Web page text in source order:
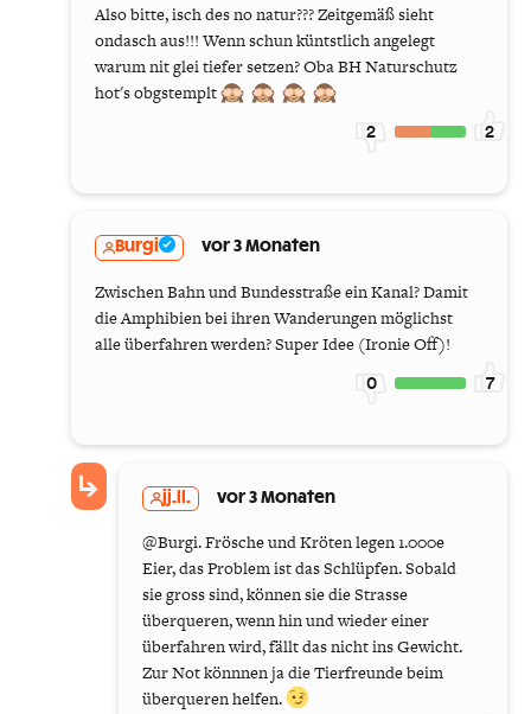
Also bitte, isch des no natur??? Zeitgemäß sieht
ondasch aus!!! Wenn schun küntstlich angelegt
warum nit glei tiefer setzen? Oba BH Naturschutz
hot's obgstemplt
2 2
Burgi vor 3 Monaten
Zwischen Bahn und Bundesstraße ein Kanal? Damit
die Amphibien bei ihren Wanderungen möglichst
alle überfahren werden? Super Idee (Ironie Off)!
0 7
jj.ll. vor 3 Monaten
@Burgi. Frösche und Kröten legen 1.000e
Eier, das Problem ist das Schlüpfen. Sobald
sie gross sind, können sie die Strasse
überqueren, wenn hin und wieder einer
überfahren wird, fällt das nicht ins Gewicht.
Zur Not könnnen ja die Tierfreunde beim
überqueren helfen.